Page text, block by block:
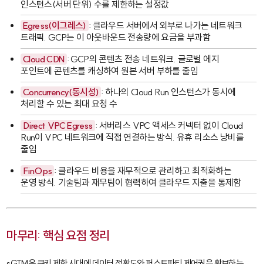
인스턴스(서버 단위) 수를 제한하는 설정값
Egress(이그레스) : 클라우드 서버에서 외부로 나가는 네트워크
트래픽. GCP는 이 아웃바운드 전송량에 요금을 부과함
Cloud CDN : GCP의 콘텐츠 전송 네트워크. 글로벌 에지
포인트에 콘텐츠를 캐싱하여 원본 서버 부하를 줄임
Concurrency(동시성) : 하나의 Cloud Run 인스턴스가 동시에
처리할 수 있는 최대 요청 수
Direct VPC Egress : 서버리스 VPC 액세스 커넥터 없이 Cloud
Run이 VPC 네트워크에 직접 연결하는 방식. 유휴 리소스 낭비를
줄임
FinOps : 클라우드 비용을 재무적으로 관리하고 최적화하는
운영 방식. 기술팀과 재무팀이 협력하여 클라우드 지출을 통제함
마무리: 핵심 요점 정리